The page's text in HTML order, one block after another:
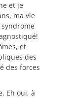
et je
ma vie
et
des
des forces
Eh oui, à